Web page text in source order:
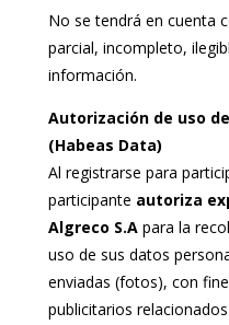
No se tendrá en cuenta
parcial, incompleto,
información.
Autorización de uso
(Habeas Data)
Al registrarse para
participante autoriza
Algreco S.Apara la
uso de sus datos
enviadas (fotos), con
publicitarios